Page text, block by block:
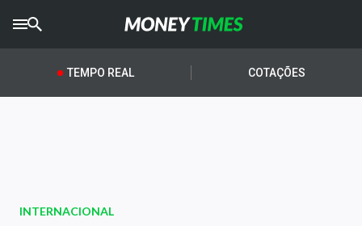
CRYPTOTIMES
AGROTIMES
Newsletters
TEMPO REAL COTAÇÕES
INTERNACIONAL